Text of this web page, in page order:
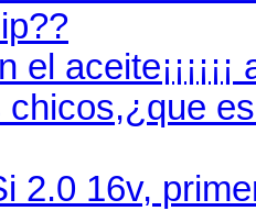
el aceite¡¡¡¡¡¡
chicos,¿que
2.0 16v,